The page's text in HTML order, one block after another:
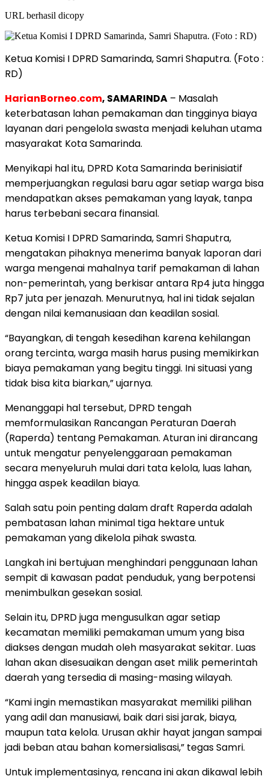
URL berhasil dicopy
Ketua Komisi I DPRD Samarinda, Samri Shaputra. (Foto :
RD)
HarianBorneo.com, SAMARINDA – Masalah
keterbatasan lahan pemakaman dan tingginya biaya
layanan dari pengelola swasta menjadi keluhan utama
masyarakat Kota Samarinda.
Menyikapi hal itu, DPRD Kota Samarinda berinisiatif
memperjuangkan regulasi baru agar setiap warga bisa
mendapatkan akses pemakaman yang layak, tanpa
harus terbebani secara finansial.
Ketua Komisi I DPRD Samarinda, Samri Shaputra,
mengatakan pihaknya menerima banyak laporan dari
warga mengenai mahalnya tarif pemakaman di lahan
non-pemerintah, yang berkisar antara Rp4 juta hingga
Rp7 juta per jenazah. Menurutnya, hal ini tidak sejalan
dengan nilai kemanusiaan dan keadilan sosial.
“Bayangkan, di tengah kesedihan karena kehilangan
orang tercinta, warga masih harus pusing memikirkan
biaya pemakaman yang begitu tinggi. Ini situasi yang
tidak bisa kita biarkan,” ujarnya.
Menanggapi hal tersebut, DPRD tengah
memformulasikan Rancangan Peraturan Daerah
(Raperda) tentang Pemakaman. Aturan ini dirancang
untuk mengatur penyelenggaraan pemakaman
secara menyeluruh mulai dari tata kelola, luas lahan,
hingga aspek keadilan biaya.
Salah satu poin penting dalam draft Raperda adalah
pembatasan lahan minimal tiga hektare untuk
pemakaman yang dikelola pihak swasta.
Langkah ini bertujuan menghindari penggunaan lahan
sempit di kawasan padat penduduk, yang berpotensi
menimbulkan gesekan sosial.
Selain itu, DPRD juga mengusulkan agar setiap
kecamatan memiliki pemakaman umum yang bisa
diakses dengan mudah oleh masyarakat sekitar. Luas
lahan akan disesuaikan dengan aset milik pemerintah
daerah yang tersedia di masing-masing wilayah.
“Kami ingin memastikan masyarakat memiliki pilihan
yang adil dan manusiawi, baik dari sisi jarak, biaya,
maupun tata kelola. Urusan akhir hayat jangan sampai
jadi beban atau bahan komersialisasi,” tegas Samri.
Untuk implementasinya, rencana ini akan dikawal lebih